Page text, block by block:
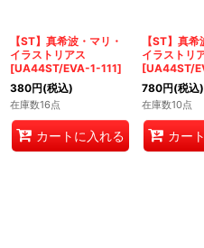
【ST】真希波・マリ・
イラストリアス
[UA44ST/EVA-1-111]
380円(税込)
在庫数16点
カートに入れる
【ST】真希
イラスト
[UA44ST/
780円(税込)
在庫数10点
カー